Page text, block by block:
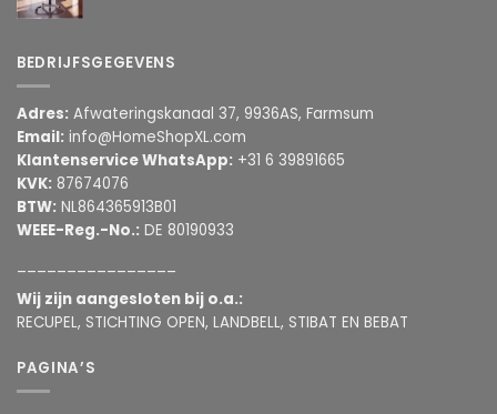
BEDRIJFSGEGEVENS
Adres: Afwateringskanaal 37, 9936AS, Farmsum
Email: info@HomeShopXL.com
Klantenservice WhatsApp: +31 6 39891665
KVK: 87674076
BTW: NL864365913B01
WEEE-Reg.-No.: DE 80190933
Wij zijn aangesloten bij o.a.:
RECUPEL, STICHTING OPEN, LANDBELL, STIBAT EN BEBAT
PAGINA’S